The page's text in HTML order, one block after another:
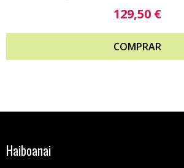
129,50 €
COMPRAR
Haiboanai